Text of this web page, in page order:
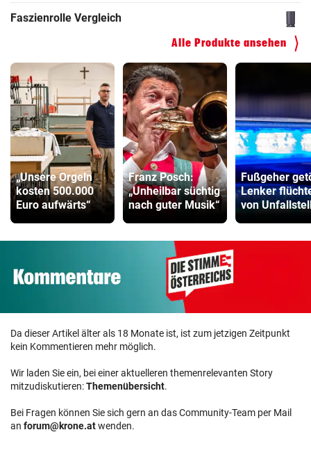
ZUM VERGLEICH
Alle Produkte ansehen
„Unsere Orgeln
kosten 500.000
Euro aufwärts“
Franz Posch:
„Unheilbar süchtig
nach guter Musik“
Fußgeher
Lenker
von
Da dieser Artikel älter als 18 Monate ist, ist zum jetzigen Zeitpunkt
kein Kommentieren mehr möglich.
Wir laden Sie ein, bei einer aktuelleren themenrelevanten Story
mitzudiskutieren:Themenübersicht.
Bei Fragen können Sie sich gern an das Community-Team per Mail
an forum@krone.atwenden.